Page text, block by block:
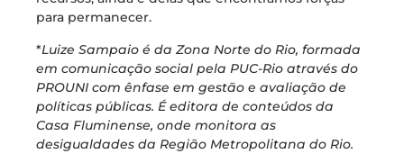
para permanecer.
*Luize Sampaio é da Zona Norte do Rio, formada
em comunicação social pela PUC-Rio através do
PROUNI com ênfase em gestão e avaliação de
políticas públicas. É editora de conteúdos da
Casa Fluminense, onde monitora as
desigualdades da Região Metropolitana do Rio.